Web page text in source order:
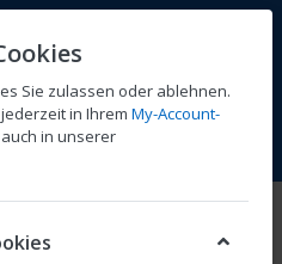
Wunschliste
Sie zulassen oder ablehnen.
in Ihrem My-Account-
in unserer